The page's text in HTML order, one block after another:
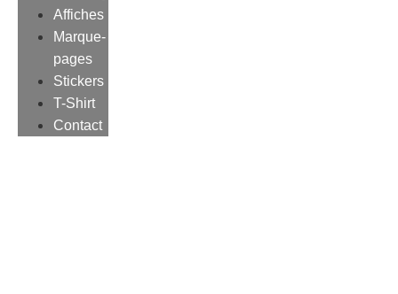
Affiches
Marque-
pages
Stickers
T-Shirt
Contact